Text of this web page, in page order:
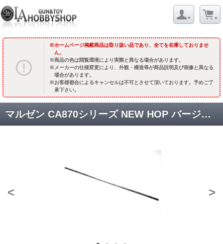
ホームページ掲載商品は取り扱い品であり、全てを在庫しておりませ
ん。
商品の色は閲覧環境により実際と異なる場合があります。
メーカーの仕様変更により、外観・構造等が商品説明及び画像と異なる
場合があります。
お客様都合によるキャンセルは不可とさせて頂いております。予めご了
承下さい。
マルゼン CA870シリーズ NEW HOP バージョン対応 カスタムサイズTNバレル L495mm [GP870NHL] [取寄]
< >